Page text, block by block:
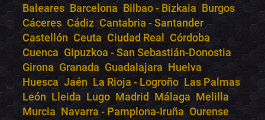
Baleares Barcelona Bilbao - Bizkaia Burgos
Cáceres Cádiz Cantabria - Santander
Castellón Ceuta Ciudad Real Córdoba
Cuenca Gipuzkoa - San Sebastián-Donostia
Girona Granada Guadalajara Huelva
Huesca Jaén La Rioja - Logroño Las Palmas
León Lleida Lugo Madrid Málaga Melilla
Murcia Navarra - Pamplona-Iruña Ourense
Bololoco · conciertos.club
Online · Te ayudo a encontrar conciertos